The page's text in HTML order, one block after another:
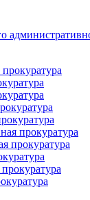
прокуратура
прокуратура